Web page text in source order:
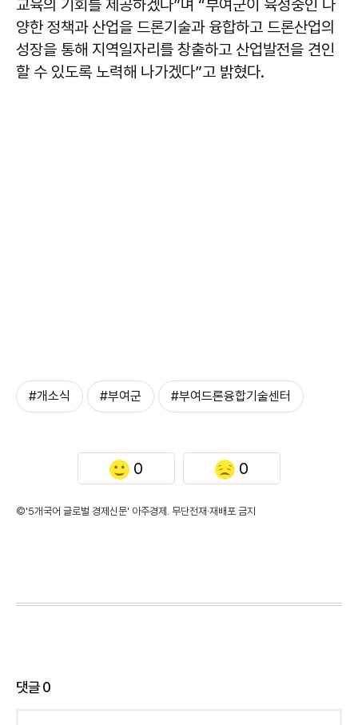
교육의 기회를 제공하겠다”며 “부여군이 육성중인 다
양한 정책과 산업을 드론기술과 융합하고 드론산업의
성장을 통해 지역일자리를 창출하고 산업발전을 견인
할 수 있도록 노력해 나가겠다”고 밝혔다.
#개소식 #부여군 #부여드론융합기술센터
0 0
©'5개국어 글로벌 경제신문' 아주경제. 무단전재·재배포 금지
댓글0